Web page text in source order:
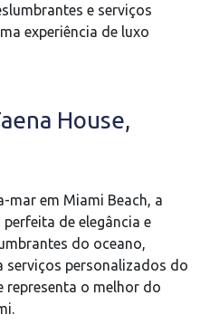
e serviços
experiência de luxo
House,
mar em Miami Beach, a
de elegância e
do oceano,
serviços personalizados do
representa o melhor do